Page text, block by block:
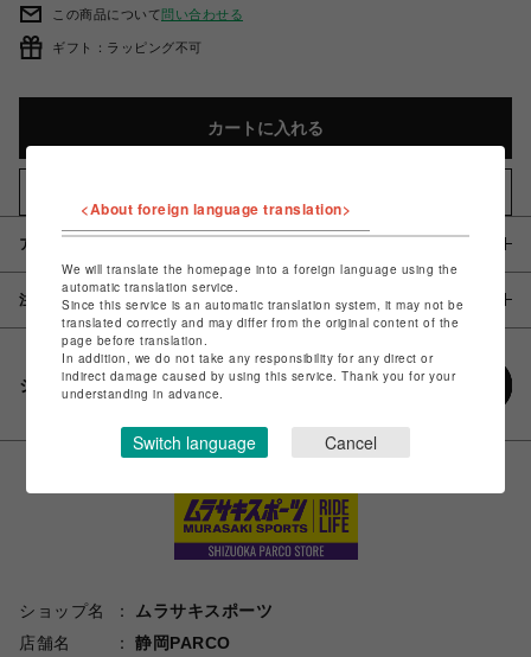
この商品について問い合わせる
ギフト：ラッピング不可
カートに入れる
アイテム説明 / 素材
注意事項
シェアする
ショップ名
ムラサキスポーツ
店舗名
静岡PARCO
<About foreign language translation>
We will translate the homepage into a foreign language using the
automatic translation service.
Since this service is an automatic translation system, it may not be
translated correctly and may differ from the original content of the
page before translation.
In addition, we do not take any responsibility for any direct or
indirect damage caused by using this service. Thank you for your
understanding in advance.
Switch language Cancel